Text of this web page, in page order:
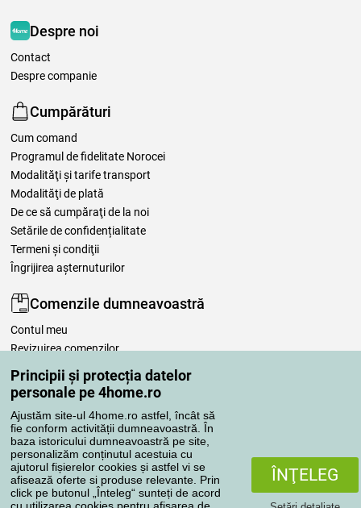
Principii și protecția datelor
personale pe 4home.ro
Ajustăm site-ul 4home.ro astfel, încât să
fie conform activității dumneavoastră. În
baza istoricului dumneavoastră pe site,
personalizăm conținutul acestuia cu
ajutorul fișierelor cookies și astfel vi se
afisează oferte si produse relevante. Prin
click pe butonul „Înteleg“ sunteți de acord
ÎNŢELEG
Despre noi
Contact
Despre companie
Cumpărături
Cum comand
Programul de fidelitate Norocei
Modalităţi şi tarife transport
Modalităţi de plată
De ce să cumpăraţi de la noi
Setările de confidențialitate
Termeni şi condiţii
Îngrijirea așternuturilor
Comenzile dumneavoastră
Contul meu
Revizuirea comenzilor
Reclamaţii
Retragere de la contract
Regulile de procesare a recenziilor
Metode de transport
Metode de plată